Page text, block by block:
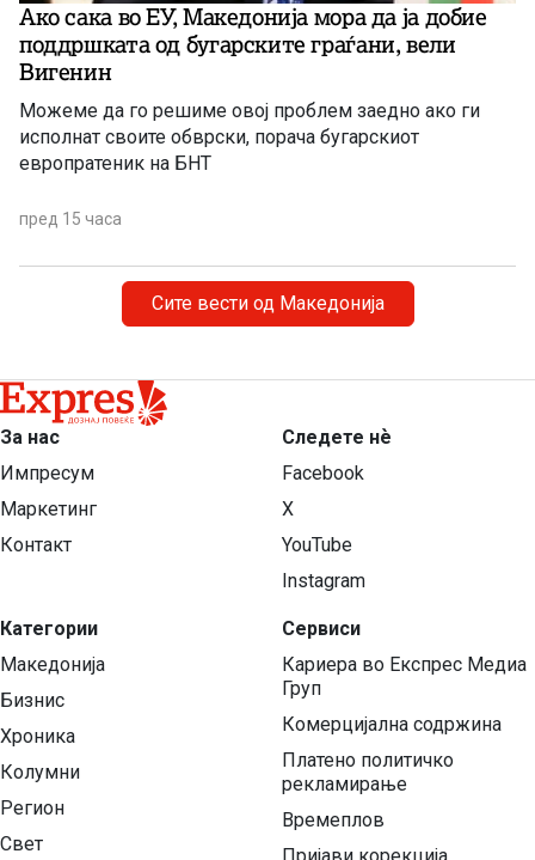
Ако сака во ЕУ, Македонија мора да ја добие
поддршката од бугарските граѓани, вели
Вигенин
Можеме да го решиме овој проблем заедно ако ги
исполнат своите обврски, порача бугарскиот
европратеник на БНТ
пред 15 часа
Сите вести од Македонија
За нас
Импресум
Маркетинг
Контакт
Категории
Македонија
Бизнис
Хроника
Колумни
Регион
Свет
Следете нѐ
Facebook
X
YouTube
Instagram
Сервиси
Кариера во Експрес Медиа
Груп
Комерцијална содржина
Платено политичко
рекламирање
Времеплов